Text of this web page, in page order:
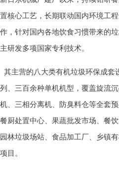
置核心工艺，长期联动国内环境工
作，针对国内各地饮食习惯带来的
主研发多项国家专利技术。
其主营的八大类有机垃圾环保成套
列、三百余种单机机型，覆盖旋流
机、三相分离机、防臭料仓等全套
餐厨处置中心、果蔬批发市场、餐饮
园林垃圾场站、食品加工厂、乡镇
项目。